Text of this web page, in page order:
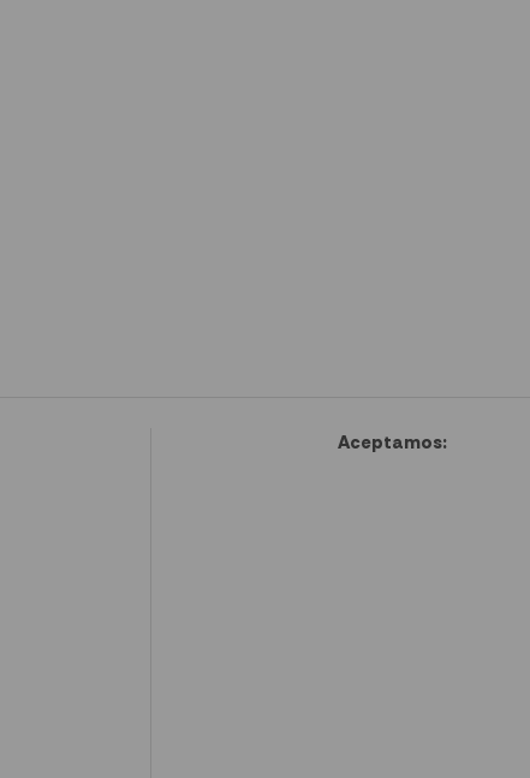
Aceptamos: